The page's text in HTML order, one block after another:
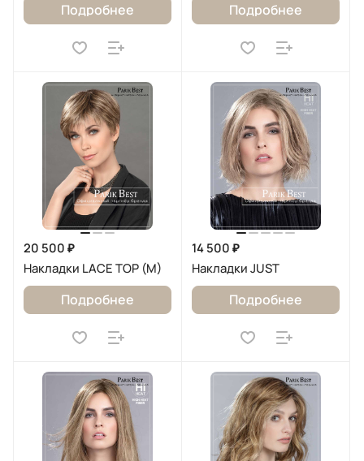
Подробнее Подробнее
20 500 ₽
Накладки LACE TOP (M)
Подробнее
14 500 ₽
Накладки JUST
Подробнее